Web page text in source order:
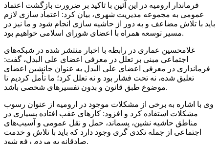
فرماندار ارومیه در این آئین با تاکید بر ضرورت بازگشت اعتماد
عمومی به مجموعه مدیریت شهری، بیان کرد: اعتماد سازی لازم
باید با تلاش مضاعف و به دور از حاشیه سازی انجام شود و ما نیز در
مسیر توسعه همراه با اعضای شورای اسلامی خواهیم بود.
غلامحسین عماری در رابطه با اخبار منتشر شده در شبکه‌های
اجتماعی مبنی بر تعلل در معرفی اعضای علی البدل، گفت:
فرمانداری در معرفی اعضای علی البدل به عنوان جانشین اعضای
تعلیق شده، نه تحت فشار بود و نه تعلل کرد؛ ما تأمل کردیم تا
موضوع طبق قانون و بدون تفسیرهای شخصی باشد.
وی با اشاره به برخی از مشکلات موجود در ارومیه از عنوان رسوب
مشکلات استفاده کرد و افزود: کارهای عقب افتاده بسیاری در
مناطق حاشیه نشین، پسماند، حمل و نقل عمومی و آسیب‌های
اجتماعی از جمله تکدی گری وجود دارد که باید با تلاش و خدمت
صادقانه به مردم رفع شود.